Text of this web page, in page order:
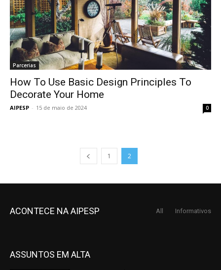
Parcerias
How To Use Basic Design Principles To
Decorate Your Home
AIPESP - 15 de maio de 2024 0
1 2
ACONTECE NA AIPESP All Informativos
ASSUNTOS EM ALTA